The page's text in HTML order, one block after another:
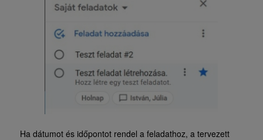
Ha dátumot és időpontot rendel a feladathoz, a tervezett